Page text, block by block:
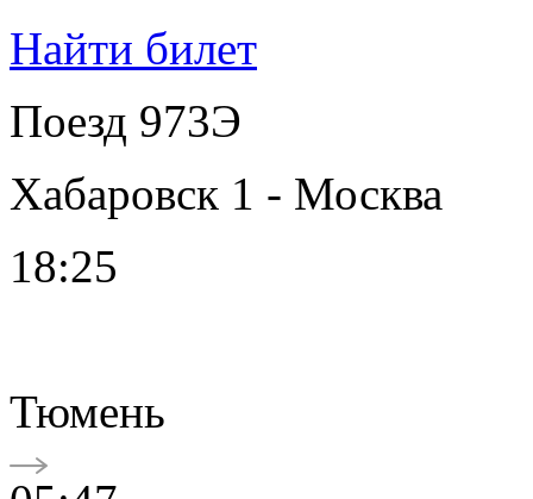
Найти билет
Поезд 973Э
Хабаровск 1 - Москва
18:25
Тюмень